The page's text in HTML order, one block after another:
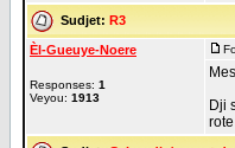
Sudjet: R3
Èl-Gueuye-Noere
Responses: 1
Veyou: 1913
Dji